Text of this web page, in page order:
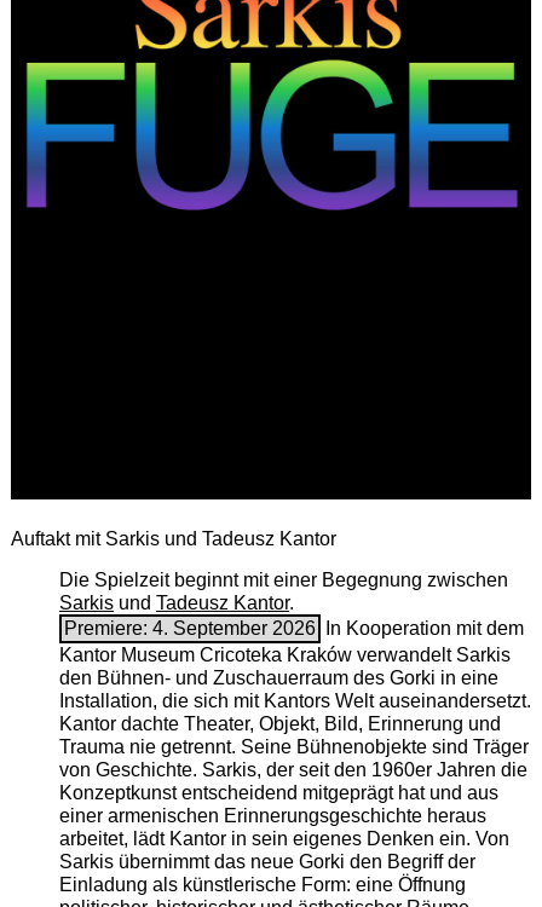
Auftakt mit Sarkis und Tadeusz Kantor
Die Spielzeit beginnt mit einer Begegnung zwischen
Sarkisund Tadeusz Kantor.
Premiere: 4. September 2026
In Kooperation mit dem
Kantor Museum Cricoteka Kraków verwandelt Sarkis
den Bühnen- und Zuschauerraum des Gorki in eine
Installation, die sich mit Kantors Welt auseinandersetzt.
Kantor dachte Theater, Objekt, Bild, Erinnerung und
Trauma nie getrennt. Seine Bühnenobjekte sind Träger
von Geschichte. Sarkis, der seit den 1960er Jahren die
Konzeptkunst entscheidend mitgeprägt hat und aus
einer armenischen ­Erinnerungsgeschichte heraus
arbeitet, lädt Kantor in sein eigenes Denken ein. Von
Sarkis übernimmt das neue Gorki den Begriff der
Einladung als künstlerische Form: eine Öffnung